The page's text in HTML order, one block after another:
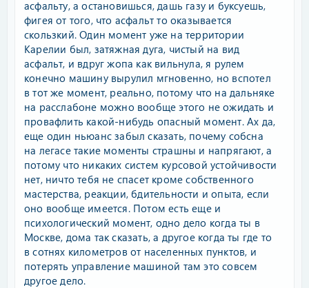
асфальту, а остановишься, дашь газу и буксуешь,
фигея от того, что асфальт то оказывается
скользкий. Один момент уже на территории
Карелии был, затяжная дуга, чистый на вид
асфальт, и вдруг жопа как вильнула, я рулем
конечно машину вырулил мгновенно, но вспотел
в тот же момент, реально, потому что на дальняке
на расслабоне можно вообще этого не ожидать и
провафлить какой-нибудь опасный момент. Ах да,
еще один ньюанс забыл сказать, почему собсна
на легасе такие моменты страшны и напрягают, а
потому что никаких систем курсовой устойчивости
нет, ничто тебя не спасет кроме собственного
мастерства, реакции, бдительности и опыта, если
оно вообще имеется. Потом есть еще и
психологический момент, одно дело когда ты в
Москве, дома так сказать, а другое когда ты где то
в сотнях километров от населенных пунктов, и
потерять управление машиной там это совсем
другое дело.